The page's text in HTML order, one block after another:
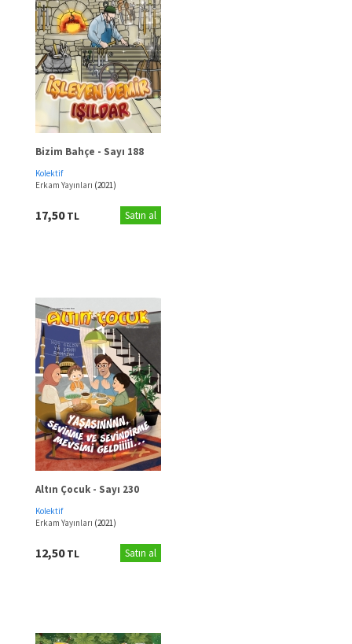
Bizim Bahçe - Sayı 188
Kolektif
Erkam Yayınları (2021)
17,50TL Satın al
Altın Çocuk - Sayı 230
Kolektif
Erkam Yayınları (2021)
12,50TL Satın al